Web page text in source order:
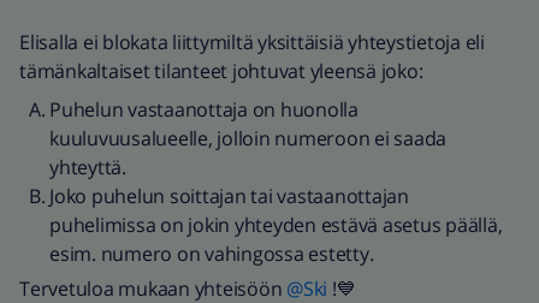
Elisalla ei blokata liittymiltä yksittäisiä yhteystietoja eli
tämänkaltaiset tilanteet johtuvat yleensä joko:
Puhelun vastaanottaja on huonolla
kuuluvuusalueelle, jolloin numeroon ei saada
yhteyttä.
Joko puhelun soittajan tai vastaanottajan
puhelimissa on jokin yhteyden estävä asetus päällä,
esim. numero on vahingossa estetty.
Tervetuloa mukaan yhteisöön ​ @Ski !💙